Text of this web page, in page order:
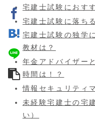
宅建士試験におす
宅建士試験に落ち
宅建士試験の独学
教材は？
年金アドバイザー
時間は！？
情報セキュリティ
未経験宅建士の宅
い）